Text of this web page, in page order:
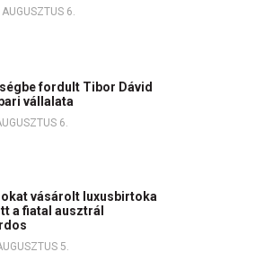
6.
fordult Tibor Dávid
vállalata
6.
vásárolt luxusbirtoka
a fiatal ausztrál
5.